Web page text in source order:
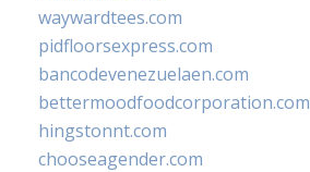
waywardtees.com
pidfloorsexpress.com
bancodevenezuelaen.com
bettermoodfoodcorporation.com
hingstonnt.com
chooseagender.com